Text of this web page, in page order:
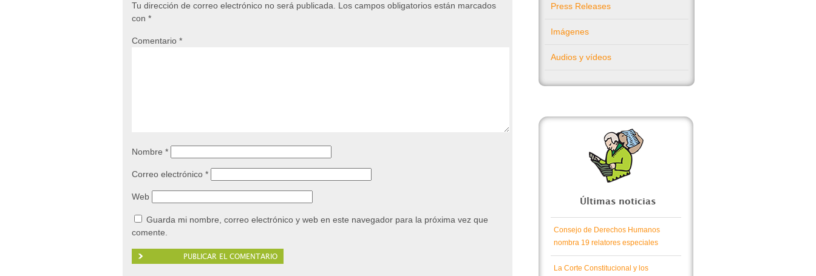
Tu dirección de correo electrónico no será publicada.
Los campos obligatorios están marcados
con *
Comentario *
Nombre *
Correo electrónico *
Web
Guarda mi nombre, correo electrónico y web en este navegador para la próxima vez que
comente.
Press Releases
Imágenes
Audios y vídeos
Últimas noticias
Consejo de Derechos Humanos
nombra 19 relatores especiales
La Corte Constitucional y los